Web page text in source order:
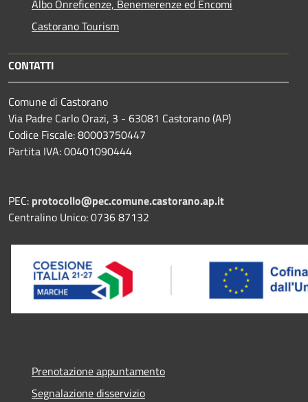
Albo Onreficenze, Benemerenze ed Encomi
Castorano Tourism
CONTATTI
Comune di Castorano
Via Padre Carlo Orazi, 3 - 63081 Castorano (AP)
Codice Fiscale: 80003750447
Partita IVA: 00401090444
PEC: protocollo@pec.comune.castorano.ap.it
Centralino Unico: 0736 87132
Prenotazione appuntamento
Segnalazione disservizio